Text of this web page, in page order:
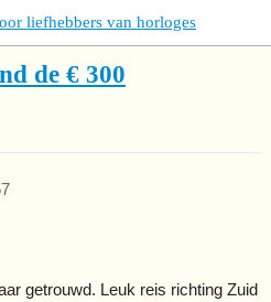
liefhebbers van horloges
de € 300
getrouwd. Leuk reis richting Zuid